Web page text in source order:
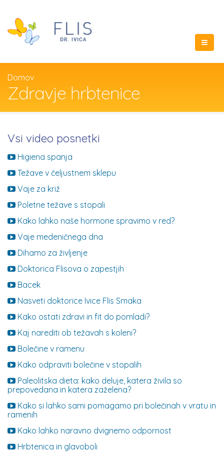
Domov
Zdravje hrbtenice
Vsi video posnetki
Higiena spanja
Težave v čeljustnem sklepu
Vaje za križ
Poletne težave s stopali
Kako lahko naše hormone spravimo v red?
Vaje medeničnega dna
Dihamo za življenje
Doktorica Flisova o zapestjih
Bacek
Nasveti doktorice Ivice Flis Smaka
Kako ostati zdravi in fit do pomladi?
Kaj narediti ob težavah s koleni?
Bolečine v ramenu
Kako odpraviti bolečine v stopalih
Paleolitska dieta: kako deluje, katera živila so
prepovedana in katera zaželena?
Kako si lahko sami pomagamo pri bolečinah v vratu in
ramenih
Kako lahko naravno dvignemo odpornost
Hrbtenica in glavoboli